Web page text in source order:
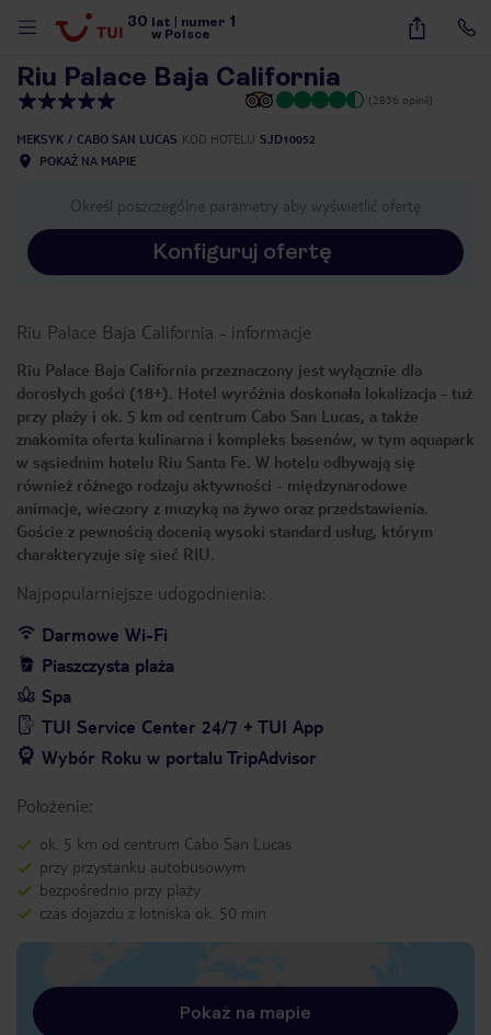
30 lat numer 1
w Polsce
26
Riu Palace Baja California
(2836 opinii)
MEKSYK CABO SAN LUCAS KOD HOTELU SJD10052
POKAŻ NA MAPIE
Określ poszczególne parametry aby wyświetlić ofertę
Konfiguruj ofertę
Riu Palace Baja California - informacje
Riu Palace Baja California przeznaczony jest wyłącznie dla
dorosłych gości (18+). Hotel wyróżnia doskonała lokalizacja - tuż
przy plaży i ok. 5 km od centrum Cabo San Lucas, a także
znakomita oferta kulinarna i kompleks basenów, w tym aquapark
w sąsiednim hotelu Riu Santa Fe. W hotelu odbywają się
również różnego rodzaju aktywności - międzynarodowe
animacje, wieczory z muzyką na żywo oraz przedstawienia.
Goście z pewnością docenią wysoki standard usług, którym
charakteryzuje się sieć RIU.
Najpopularniejsze udogodnienia:
Darmowe Wi-Fi
Piaszczysta plaża
Spa
TUI Service Center 24/7 + TUI App
Wybór Roku w portalu TripAdvisor
Położenie:
ok. 5 km od centrum Cabo San Lucas
przy przystanku autobusowym
bezpośrednio przy plaży
czas dojazdu z lotniska ok. 50 min
Pokaż na mapie